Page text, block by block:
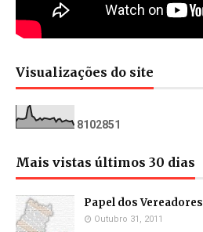
Visualizações do site
81 02851
Mais vistas últimos 30 dias
Papel dos Vereadores
Outubro 31, 2011